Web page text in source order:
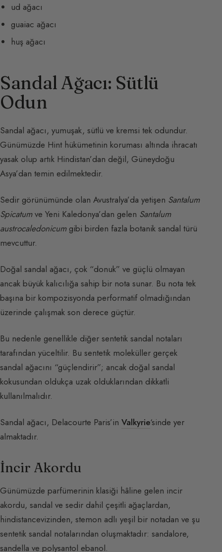
ud ağacı
guaiac ağacı
huş ağacı
Sandal Ağacı: Sütlü
Odun
Sandal ağacı, yumuşak, sütlü ve kremsi tek odundur.
Günümüzde Hint hükümetinin koruması altında ihracatı
yasak olup artık Hindistan’dan değil, Güneydoğu
Asya’dan temin edilmektedir.
Sedir görünümünde olan Avustralya’da yetişen Santalum
Spicatumve Yeni Kaledonya’dan gelen Santalum
austrocaledonicumgibi birden fazla botanik sandal türü
mevcuttur.
Doğal sandal ağacı, çok “donuk” ve güçlü olmayan
ancak büyük kalıcılığa sahip bir nota sunar. Bu nota tek
başına bir kompozisyonda performatif olmadığından
üzerinde çalışmak son derece güçtür.
Bu nedenle genellikle diğer sentetik sandal notaları
tarafından yüceltilir. Bu sentetik moleküller gerçek
sandal ağacını “güçlendirir”; ancak doğal sandal
kokusundan oldukça uzak olduklarından dikkatli
kullanılmalıdır.
Sandal ağacı, Delacourte Paris’in Valkyrie‘sinde yer
almaktadır.
İncir Akordu
Günümüzde parfümerinin klasiği hâline gelen incir
akordu, sandal ve sedir dahil çeşitli ağaçlardan,
hindistancevizinden, stemon adlı yeşil bir notadan ve şu
sentetik sandal notalarından oluşmaktadır: sandalore,
sandella ve polysantol ebanol.